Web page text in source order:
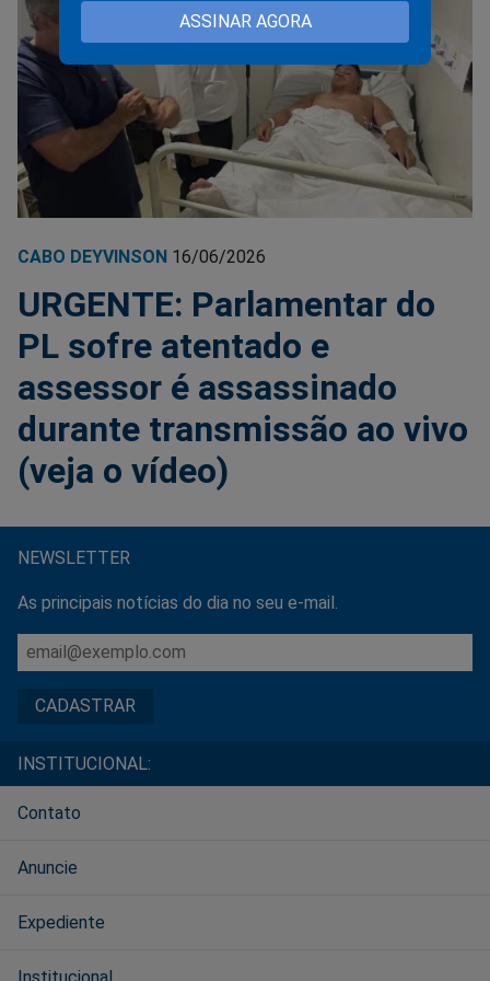
ASSINAR AGORA
CABO DEYVINSON 16/06/2026
URGENTE: Parlamentar do
PL sofre atentado e
assessor é assassinado
durante transmissão ao vivo
(veja o vídeo)
NEWSLETTER
As principais notícias do dia no seu e-mail.
INSTITUCIONAL:
Contato
Anuncie
Expediente
Institucional